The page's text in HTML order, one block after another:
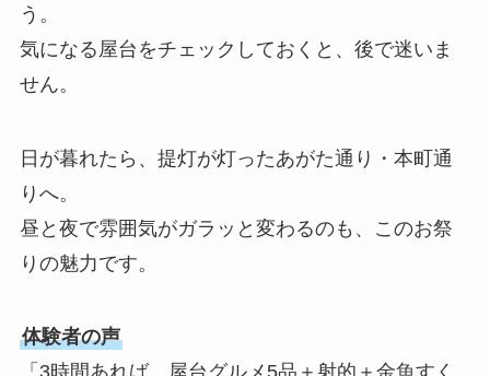
う。
気になる屋台をチェックしておくと、後で迷いま
せん。
日が暮れたら、提灯が灯ったあがた通り・本町通
りへ。
昼と夜で雰囲気がガラッと変わるのも、このお祭
りの魅力です。
体験者の声